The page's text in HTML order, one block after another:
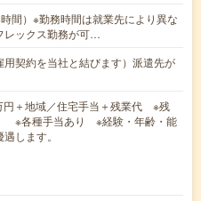
間）※勤務時間は就業先により異な
レックス勤務が可…
契約を当社と結びます）派遣先が
円＋地域／住宅手当＋残業代 ※残
※各種手当あり ※経験・年齢・能
します。